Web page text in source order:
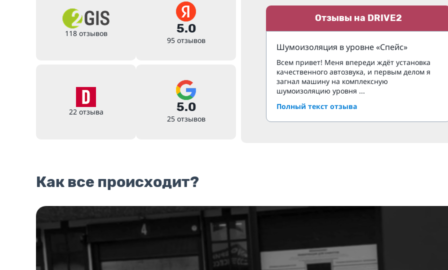
118 отзывов 5.0
95 отзывов
22 отзыва 5.0
25 отзывов
Отзывы на DRIVE2
Шумоизоляция в уровне «Спейс»
Всем привет! Меня впереди ждёт установка
качественного автозвука, и первым делом я
загнал машину на комплексную
шумоизоляцию уровня ...
Полный текст отзыва
Как все происходит?